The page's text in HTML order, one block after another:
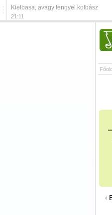
Kielbasa, avagy lengyel kolbász
21:11